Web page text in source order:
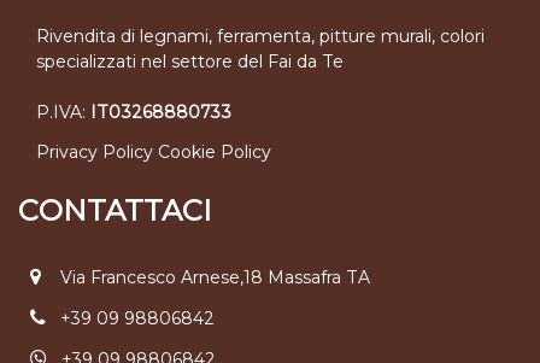
Rivendita di legnami, ferramenta, pitture murali, colori
specializzati nel settore del Fai da Te
P.IVA: IT03268880733
Privacy Policy Cookie Policy
CONTATTACI
Via Francesco Arnese,18 Massafra TA
+39 09 98806842